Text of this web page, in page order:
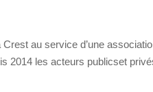
au service d’une
2014 les acteurs publicset